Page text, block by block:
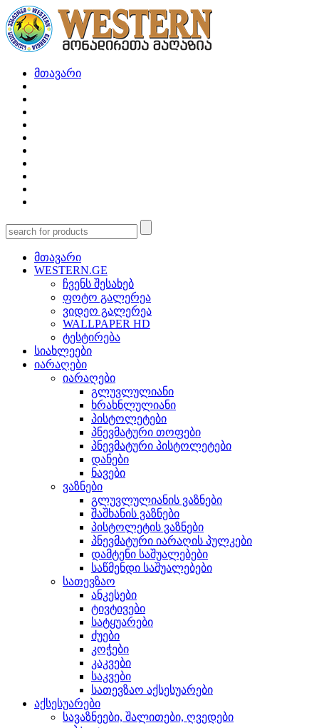
მთავარი
მთავარი
WESTERN.GE
ჩვენს შესახებ
ფოტო გალერეა
ვიდეო გალერეა
WALLPAPER HD
ტესტირება
სიახლეები
იარაღები
იარაღები
გლუვლულიანი
ხრახნლულიანი
პისტოლეტები
პნევმატური თოფები
პნევმატური პისტოლეტები
დანები
ნავები
ვაზნები
გლუვლულიანის ვაზნები
შაშხანის ვაზნები
პისტოლეტის ვაზნები
პნევმატური იარაღის პულკები
დამტენი საშუალებები
საწმენდი საშუალებები
სათევზაო
ანკესები
ტივტივები
სატყუარები
ძუები
კოჭები
კაკვები
საკვები
სათევზაო აქსესუარები
აქსესუარები
სავაზნეები, შალითები, ღვედები